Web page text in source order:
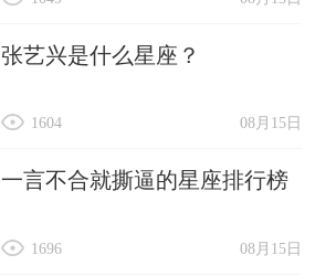
张艺兴是什么星座？
08月15日
1604
一言不合就撕逼的星座排行榜
08月15日
1696